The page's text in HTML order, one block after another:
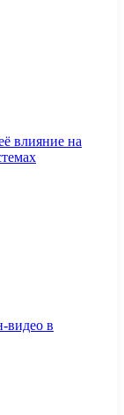
влияние на
видео в